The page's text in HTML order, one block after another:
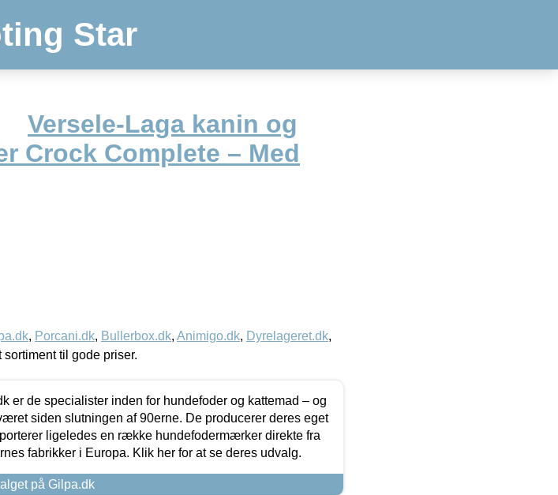
Star
Versele-Laga kanin og
Crock Complete – Med
, Porcani.dk, Bullerbox.dk, Animigo.dk, Dyrelageret.dk,
sortiment til gode priser.
er de specialister inden for hundefoder og kattemad – og
siden slutningen af 90erne. De producerer deres eget
ligeledes en række hundefodermærker direkte fra
fabrikker i Europa. Klik her for at se deres udvalg.
på Gilpa.dk